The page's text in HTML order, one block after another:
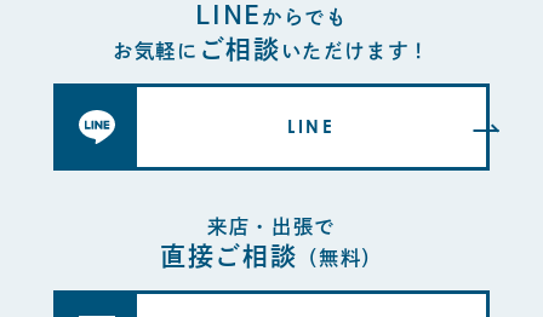
LINE からでも
お気軽に ご相談 いただけます！
LINE
来店・出張で
直接ご相談 （無料）